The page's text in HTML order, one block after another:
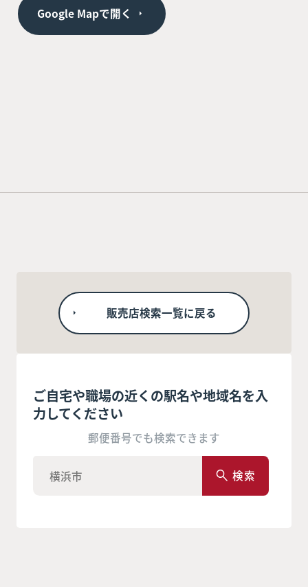
Google Mapで開く
販売店検索一覧に戻る
ご自宅や職場の近くの駅名や地域名を入
力してください
郵便番号でも検索できます
検索